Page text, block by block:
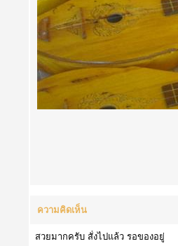
ความคิดเห็น
สวยมากครับ สั่งไปแล้ว รอของอยู่